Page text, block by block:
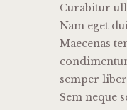
Curabitur
Nam eget
Maecenas
semper
Sem neque